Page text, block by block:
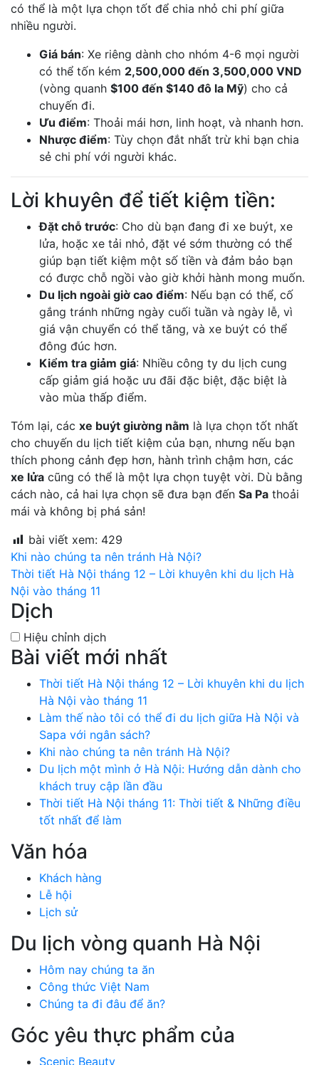
có thể là một lựa chọn tốt để chia nhỏ chi phí giữa
nhiều người.
Giá bán: Xe riêng dành cho nhóm 4-6 mọi người
có thể tốn kém 2,500,000 đến 3,500,000 VND
(vòng quanh $100 đến $140 đô la Mỹ) cho cả
chuyến đi.
Ưu điểm: Thoải mái hơn, linh hoạt, và nhanh hơn.
Nhược điểm: Tùy chọn đắt nhất trừ khi bạn chia
sẻ chi phí với người khác.
Lời khuyên để tiết kiệm tiền:
Đặt chỗ trước: Cho dù bạn đang đi xe buýt, xe
lửa, hoặc xe tải nhỏ, đặt vé sớm thường có thể
giúp bạn tiết kiệm một số tiền và đảm bảo bạn
có được chỗ ngồi vào giờ khởi hành mong muốn.
Du lịch ngoài giờ cao điểm: Nếu bạn có thể, cố
gắng tránh những ngày cuối tuần và ngày lễ, vì
giá vận chuyển có thể tăng, và xe buýt có thể
đông đúc hơn.
Kiểm tra giảm giá: Nhiều công ty du lịch cung
cấp giảm giá hoặc ưu đãi đặc biệt, đặc biệt là
vào mùa thấp điểm.
Tóm lại, các xe buýt giường nằm là lựa chọn tốt nhất
cho chuyến du lịch tiết kiệm của bạn, nhưng nếu bạn
thích phong cảnh đẹp hơn, hành trình chậm hơn, các
xe lửa cũng có thể là một lựa chọn tuyệt vời. Dù bằng
cách nào, cả hai lựa chọn sẽ đưa bạn đến Sa Pa thoải
mái và không bị phá sản!
bài viết xem: 429
bài
chuyển
hướng
Khi nào chúng ta nên tránh Hà Nội?
Thời tiết Hà Nội tháng 12 – Lời khuyên khi du lịch Hà
Nội vào tháng 11
Dịch
Hiệu chỉnh dịch
Bài viết mới nhất
Thời tiết Hà Nội tháng 12 – Lời khuyên khi du lịch
Hà Nội vào tháng 11
Làm thế nào tôi có thể đi du lịch giữa Hà Nội và
Sapa với ngân sách?
Khi nào chúng ta nên tránh Hà Nội?
Du lịch một mình ở Hà Nội: Hướng dẫn dành cho
khách truy cập lần đầu
Thời tiết Hà Nội tháng 11: Thời tiết & Những điều
tốt nhất để làm
Văn hóa
Khách hàng
Lễ hội
Lịch sử
Du lịch vòng quanh Hà Nội
Hôm nay chúng ta ăn
Công thức Việt Nam
Chúng ta đi đâu để ăn?
Góc yêu thực phẩm của
Scenic Beauty